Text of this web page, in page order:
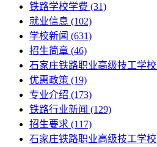
铁路学校学费 (31)
就业信息 (102)
学校新闻 (631)
招生简章 (46)
石家庄铁路职业高级技工学校
优惠政策 (19)
专业介绍 (173)
铁路行业新闻 (129)
招生要求 (117)
石家庄铁路职业高级技工学校​